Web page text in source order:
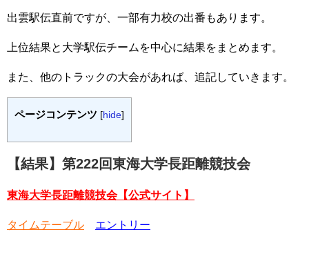
出雲駅伝直前ですが、一部有力校の出番もあります。
上位結果と大学駅伝チームを中心に結果をまとめます。
また、他のトラックの大会があれば、追記していきます。
ページコンテンツ [hide]
【結果】第222回東海大学長距離競技会
東海大学長距離競技会【公式サイト】
タイムテーブル エントリー